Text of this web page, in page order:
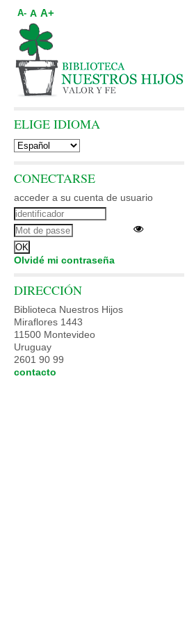
A- A A+
ELIGE IDIOMA
CONECTARSE
acceder a su cuenta de usuario
Olvidé mi contraseña
DIRECCIÓN
Biblioteca Nuestros Hijos
Miraflores 1443
11500 Montevideo
Uruguay
2601 90 99
contacto